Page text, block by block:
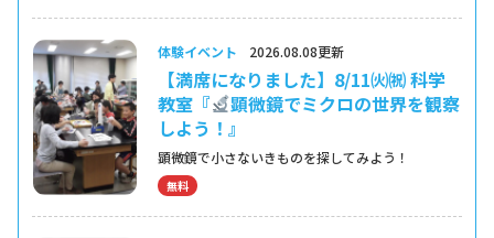
体験イベント 2026.08.08更新
【満席になりました】8/11㈫㈷ 科学
教室『
顕微鏡でミクロの世界を観察
しよう！』
顕微鏡で小さないきものを探してみよう！
無料